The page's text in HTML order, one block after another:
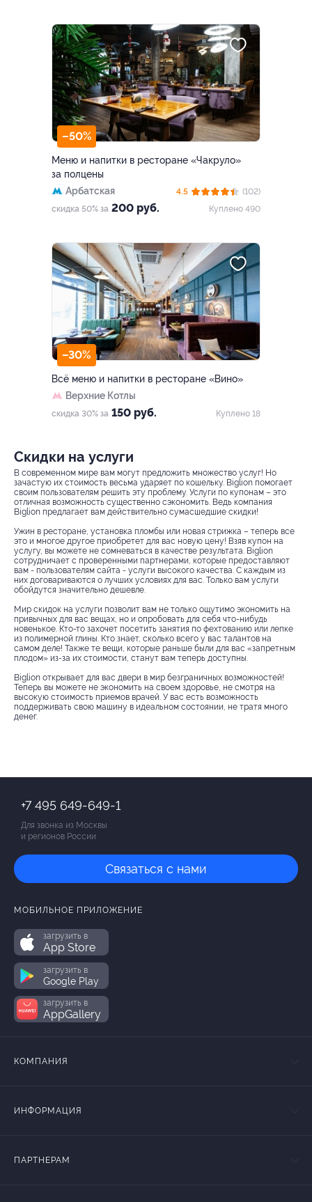
–50%
Меню и напитки в ресторане «Чакруло»
за полцены
Арбатская
скидка 50% за 200 руб.
4.5
(102)
Куплено 490
–30%
Всё меню и напитки в ресторане «Вино»
Верхние Котлы
скидка 30% за 150 руб. Куплено 18
Скидки на услуги
В современном мире вам могут предложить множество услуг! Но
зачастую их стоимость весьма ударяет по кошельку. Biglion помогает
своим пользователям решить эту проблему. Услуги по купонам – это
отличная возможность существенно сэкономить. Ведь компания
Biglion предлагает вам действительно сумасшедшие скидки!
Ужин в ресторане, установка пломбы или новая стрижка – теперь все
это и многое другое приобретет для вас новую цену! Взяв купон на
услугу, вы можете не сомневаться в качестве результата. Biglion
сотрудничает с проверенными партнерами, которые предоставляют
вам - пользователям сайта - услуги высокого качества. С каждым из
них договариваются о лучших условиях для вас. Только вам услуги
обойдутся значительно дешевле.
Мир скидок на услуги позволит вам не только ощутимо экономить на
привычных для вас вещах, но и опробовать для себя что-нибудь
новенькое. Кто-то захочет посетить занятия по фехтованию или лепке
из полимерной глины. Кто знает, сколько всего у вас талантов на
самом деле! Также те вещи, которые раньше были для вас «запретным
плодом» из-за их стоимости, станут вам теперь доступны.
Biglion открывает для вас двери в мир безграничных возможностей!
Теперь вы можете не экономить на своем здоровье, не смотря на
высокую стоимость приемов врачей. У вас есть возможность
поддерживать свою машину в идеальном состоянии, не тратя много
денег.
+7 495 649-649-1
Для звонка из Москвы
и регионов России
Связаться с нами
МОБИЛЬНОЕ ПРИЛОЖЕНИЕ
загрузить в
App Store
загрузить в
Google Play
загрузить в
AppGallery
КОМПАНИЯ
ИНФОРМАЦИЯ
ПАРТНЕРАМ